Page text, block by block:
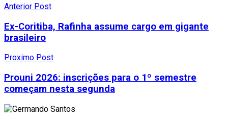
Anterior Post
Ex-Coritiba, Rafinha assume cargo em gigante
brasileiro
Proximo Post
Prouni 2026: inscrições para o 1º semestre
começam nesta segunda